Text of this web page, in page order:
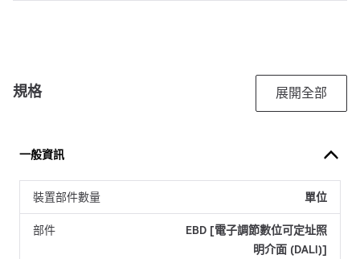
規格 展開全部
一般資訊
裝置部件數量 單位
部件
EBD [電子調節數位可定址照
明介面 (DALI)]